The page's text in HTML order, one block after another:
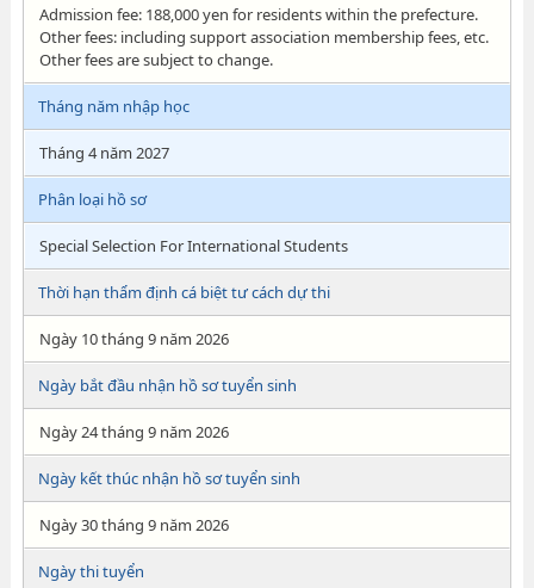
Admission fee: 188,000 yen for residents within the prefecture.
Other fees: including support association membership fees, etc.
Other fees are subject to change.
Tháng năm nhập học
Tháng 4 năm 2027
Phân loại hồ sơ
Special Selection For International Students
Thời hạn thẩm định cá biệt tư cách dự thi
Ngày 10 tháng 9 năm 2026
Ngày bắt đầu nhận hồ sơ tuyển sinh
Ngày 24 tháng 9 năm 2026
Ngày kết thúc nhận hồ sơ tuyển sinh
Ngày 30 tháng 9 năm 2026
Ngày thi tuyển